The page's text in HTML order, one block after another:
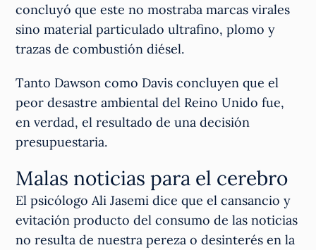
concluyó que este no mostraba marcas virales
sino material particulado ultrafino, plomo y
trazas de combustión diésel.
Tanto Dawson como Davis concluyen que el
peor desastre ambiental del Reino Unido fue,
en verdad, el resultado de una decisión
presupuestaria.
Malas noticias para el cerebro
El psicólogo Ali Jasemi dice que el cansancio y
evitación producto del consumo de las noticias
no resulta de nuestra pereza o desinterés en la